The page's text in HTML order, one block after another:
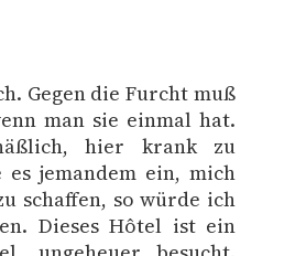
Gegen die Furcht muß
man sie einmal hat.
hier krank zu
jemandem ein, mich
schaffen, so würde ich
Dieses Hôtel ist ein